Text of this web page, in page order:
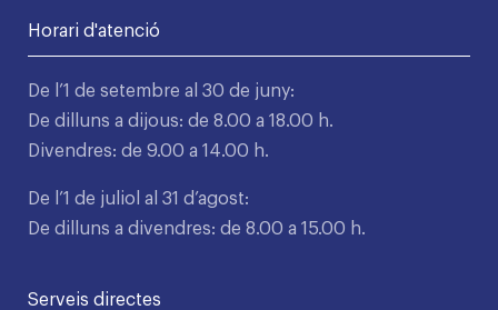
Horari d'atenció
De l’1 de setembre al 30 de juny:
De dilluns a dijous: de 8.00 a 18.00 h.
Divendres: de 9.00 a 14.00 h.
De l’1 de juliol al 31 d’agost:
De dilluns a divendres: de 8.00 a 15.00 h.
Serveis directes